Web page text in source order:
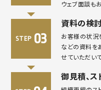
ウェブ面談も
STEP 03
資料の検
お客様の状況
などの資料を
せていただい
御見積、